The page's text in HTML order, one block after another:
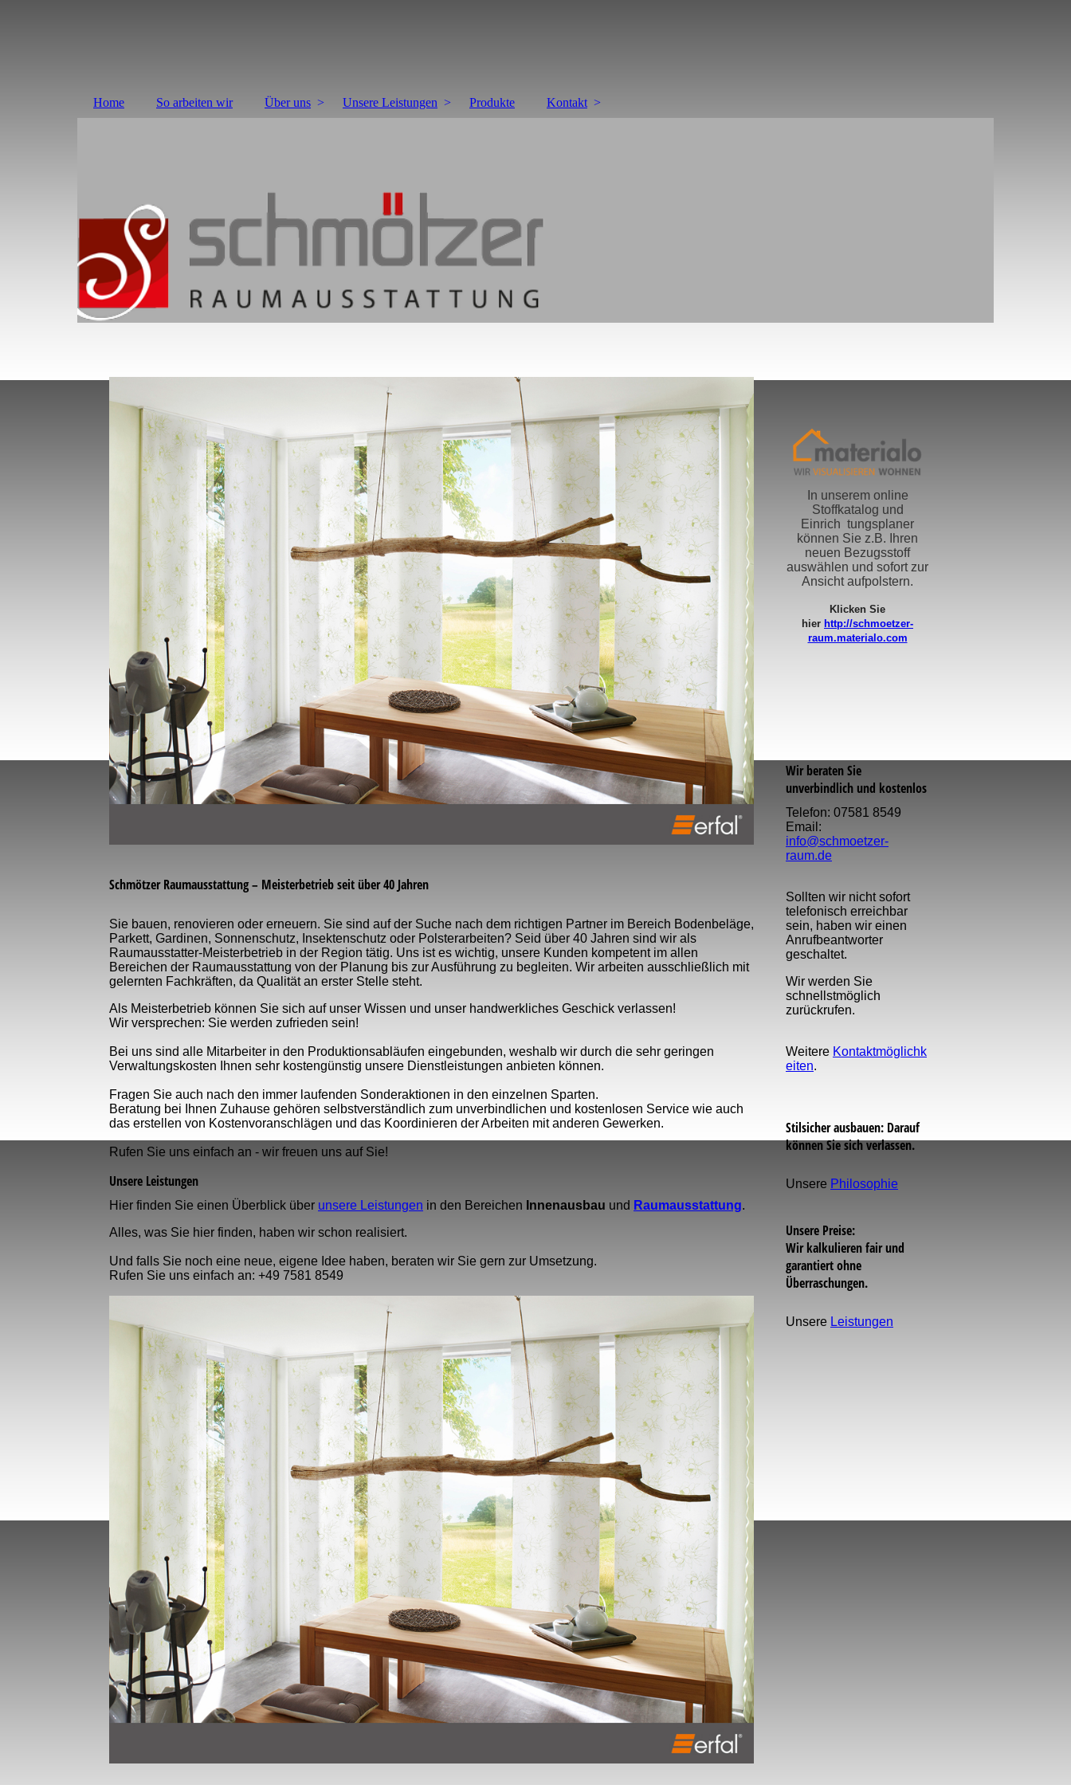
Home So arbeiten wir Über uns Unsere Leistungen Produkte Kontakt
Schmötzer Raumausstattung – Meisterbetrieb seit über 40 Jahren
Sie bauen, renovieren oder erneuern. Sie sind auf der Suche nach dem richtigen Partner im Bereich Bodenbeläge,
Parkett, Gardinen, Sonnenschutz, Insektenschutz oder Polsterarbeiten? Seid über 40 Jahren sind wir als
Raumausstatter-Meisterbetrieb in der Region tätig. Uns ist es wichtig, unsere Kunden kompetent im allen
Bereichen der Raumausstattung von der Planung bis zur Ausführung zu begleiten. Wir arbeiten ausschließlich mit
gelernten Fachkräften, da Qualität an erster Stelle steht.
Als Meisterbetrieb können Sie sich auf unser Wissen und unser handwerkliches Geschick verlassen!
Wir versprechen: Sie werden zufrieden sein!
Bei uns sind alle Mitarbeiter in den Produktionsabläufen eingebunden, weshalb wir durch die sehr geringen
Verwaltungskosten Ihnen sehr kostengünstig unsere Dienstleistungen anbieten können.
Fragen Sie auch nach den immer laufenden Sonderaktionen in den einzelnen Sparten.
Beratung bei Ihnen Zuhause gehören selbstverständlich zum unverbindlichen und kostenlosen Service wie auch
das erstellen von Kostenvoranschlägen und das Koordinieren der Arbeiten mit anderen Gewerken.
Rufen Sie uns einfach an - wir freuen uns auf Sie!
Unsere Leistungen
Hier finden Sie einen Überblick über unsere Leistungen in den Bereichen Innenausbau und Raumausstattung.
Alles, was Sie hier finden, haben wir schon realisiert.
Und falls Sie noch eine neue, eigene Idee haben, beraten wir Sie gern zur Umsetzung.
Rufen Sie uns einfach an: +49 7581 8549
In unserem online
Stoffkatalog und
Einrich tungsplaner
können Sie z.B. Ihren
neuen Bezugsstoff
auswählen und sofort zur
Ansicht aufpolstern.
Klicken Sie
hier http://schmoetzer-
raum.materialo.com
Wir beraten Sie
unverbindlich und kostenlos
Telefon: 07581 8549
Email:
info@schmoetzer-
raum.de
Sollten wir nicht sofort
telefonisch erreichbar
sein, haben wir einen
Anruf­beantworter
geschaltet.
Wir werden Sie
schnellst­möglich
zurückrufen.
Weitere Kontaktmöglichk
eiten.
Stilsicher ausbauen: Darauf
können Sie sich verlassen.
Unsere Philosophie
Unsere Preise:
Wir kalkulieren fair und
garantiert ohne
Überraschungen.
Unsere Leistungen